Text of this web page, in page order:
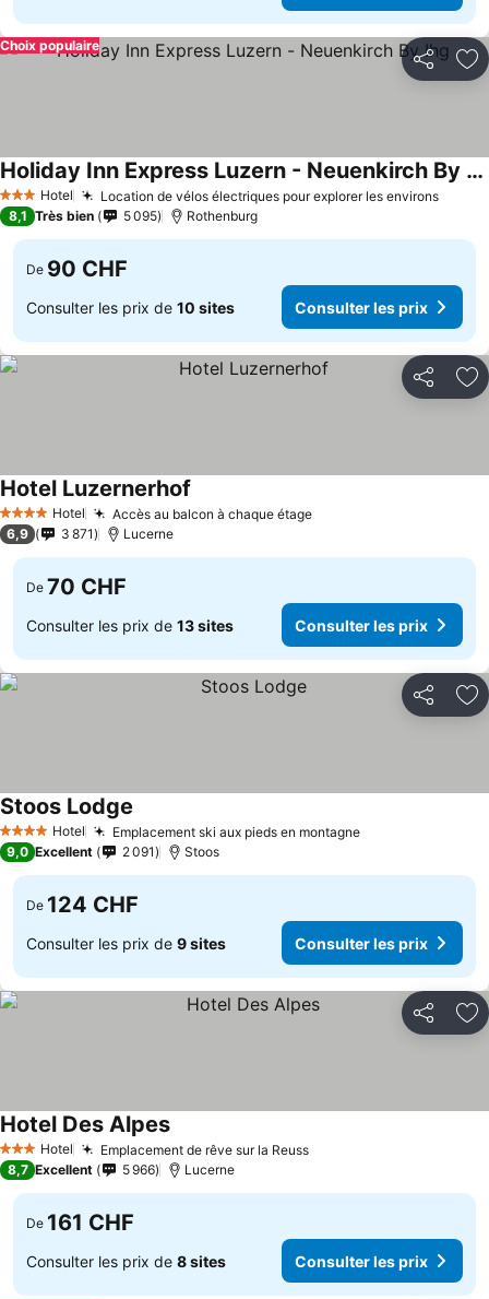
Partager
Choix populaire
3 ÉtoilesHotel Location de vélos électriques pour explorer les environs
Holiday Inn Express Luzern - Neuenkirch By Ihg
8,1 Très bien 5 095 Rothenburg
De 90 CHF
Consulter les prix de 10 sites Consulter les prix
Partager
4 Étoiles Hotel Accès au balcon à chaque étage
Hotel Luzernerhof
6,9 3 871 Lucerne
De 70 CHF
Consulter les prix de 13 sites Consulter les prix
Partager
4 Étoiles Hotel Emplacement ski aux pieds en montagne
Stoos Lodge
9,0 Excellent 2 091 Stoos
De 124 CHF
Consulter les prix de 9 sites Consulter les prix
Partager
3 ÉtoilesHotel Emplacement de rêve sur la Reuss
Hotel Des Alpes
8,7 Excellent 5 966 Lucerne
De 161 CHF
Consulter les prix de 8 sites Consulter les prix